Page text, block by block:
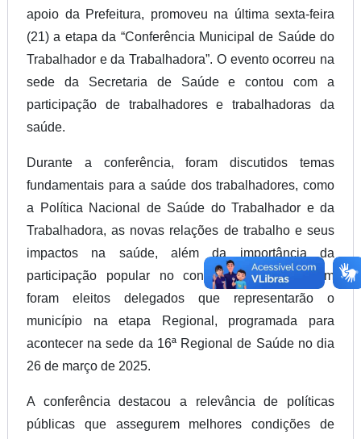
apoio da Prefeitura, promoveu na última sexta-feira
(21) a etapa da “Conferência Municipal de Saúde do
Trabalhador e da Trabalhadora”. O evento ocorreu na
sede da Secretaria de Saúde e contou com a
participação de trabalhadores e trabalhadoras da
saúde.
Durante a conferência, foram discutidos temas
fundamentais para a saúde dos trabalhadores, como
a Política Nacional de Saúde do Trabalhador e da
Trabalhadora, as novas relações de trabalho e seus
impactos na saúde, além da importância da
participação popular no controle social. Também
foram eleitos delegados que representarão o
município na etapa Regional, programada para
acontecer na sede da 16ª Regional de Saúde no dia
26 de março de 2025.
A conferência destacou a relevância de políticas
públicas que assegurem melhores condições de